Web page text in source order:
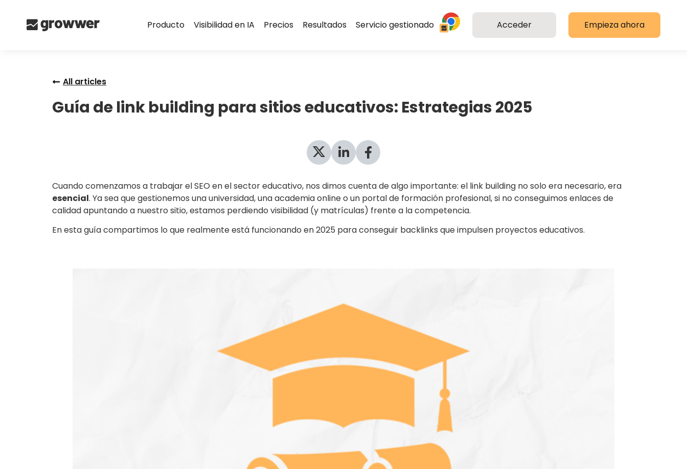
Producto Visibilidad en IA Precios Resultados Servicio gestionado Acceder Empieza ahora
All articles
Guía de link building para sitios educativos: Estrategias 2025
Cuando comenzamos a trabajar el SEO en el sector educativo, nos dimos cuenta de algo importante: el link building no solo era necesario, era
esencial. Ya sea que gestionemos una universidad, una academia online o un portal de formación profesional, si no conseguimos enlaces de
calidad apuntando a nuestro sitio, estamos perdiendo visibilidad (y matrículas) frente a la competencia.
En esta guía compartimos lo que realmente está funcionando en 2025 para conseguir backlinks que impulsen proyectos educativos.